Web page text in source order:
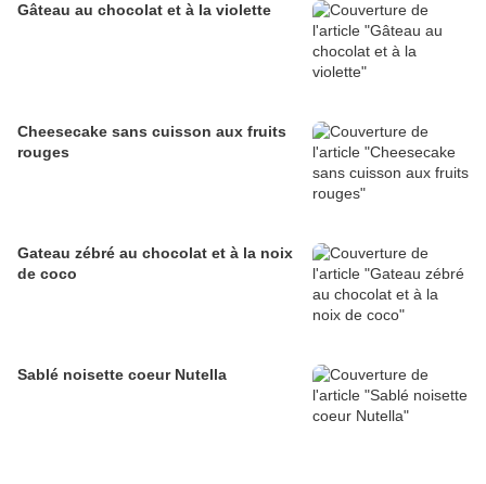
Gâteau au chocolat et à la violette
Cheesecake sans cuisson aux fruits
rouges
Gateau zébré au chocolat et à la noix
de coco
Sablé noisette coeur Nutella